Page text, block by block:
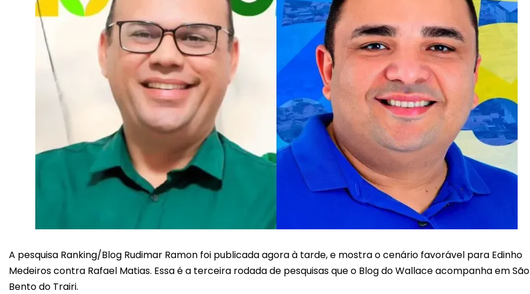
A pesquisa Ranking/Blog Rudimar Ramon foi publicada agora à tarde, e mostra o cenário favorável para Edinho
Medeiros contra Rafael Matias. Essa é a terceira rodada de pesquisas que o Blog do Wallace acompanha em São
Bento do Trairi.